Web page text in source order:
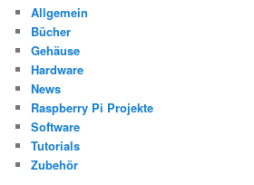
Allgemein
Bücher
Gehäuse
Hardware
News
Raspberry Pi Projekte
Software
Tutorials
Zubehör